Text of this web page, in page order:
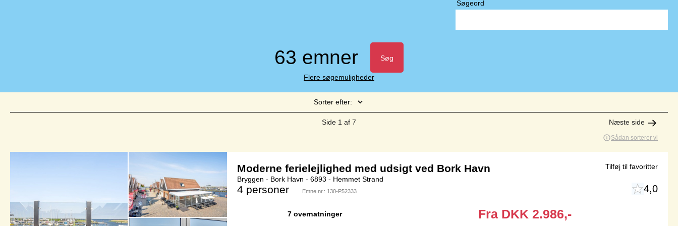
Søgeord
63 emner Søg
Flere søgemuligheder
Sorter efter:
Side 1 af 7 Næste side
Sådan sorterer vi
Moderne ferielejlighed med udsigt ved Bork Havn
Bryggen - Bork Havn - 6893 - Hemmet Strand
4 personer Emne nr.: 130-P52333 4,0
7 overnatninger Fra DKK 2.986,-
Tilføj til favoritter